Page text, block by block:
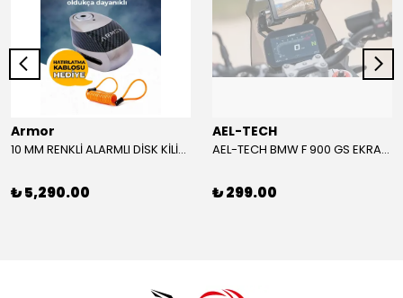
Armor
10 MM RENKLİ ALARMLI DİSK KİLİDİ YENİ VERSİYON
₺ 5,290.00
AEL-TECH
AEL-TECH BMW F 900 GS EKRAN/GÖSTERGE KORUYUCU 2024-2025
₺ 299.00